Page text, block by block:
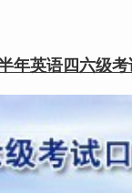
年英语四六级